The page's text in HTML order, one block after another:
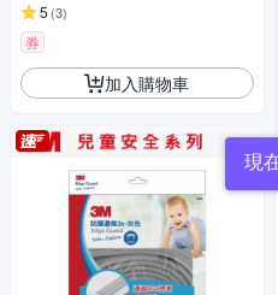
5 (3)
券
加入購物車
現